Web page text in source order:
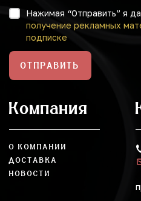
Нажимая “Отправить” я
получение рекламных
подписке
ОТПРАВИТЬ
Компания
О КОМПАНИИ
ДОСТАВКА
НОВОСТИ